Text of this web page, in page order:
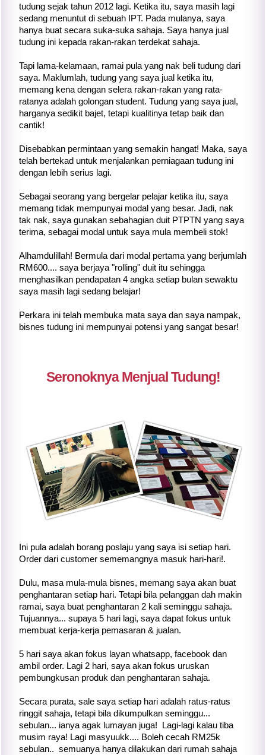
tudung sejak tahun 2012 lagi. Ketika itu, saya masih lagi
sedang menuntut di sebuah IPT. Pada mulanya, saya
hanya buat secara suka-suka sahaja. Saya hanya jual
tudung ini kepada rakan-rakan terdekat sahaja.
Tapi lama-kelamaan, ramai pula yang nak beli tudung dari
saya. Maklumlah, tudung yang saya jual ketika itu,
memang kena dengan selera rakan-rakan yang rata-
ratanya adalah golongan student. Tudung yang saya jual,
harganya sedikit bajet, tetapi kualitinya tetap baik dan
cantik!
Disebabkan permintaan yang semakin hangat! Maka, saya
telah bertekad untuk menjalankan perniagaan tudung ini
dengan lebih serius lagi.
Sebagai seorang yang bergelar pelajar ketika itu, saya
memang tidak mempunyai modal yang besar. Jadi, nak
tak nak, saya gunakan sebahagian duit PTPTN yang saya
terima, sebagai modal untuk saya mula membeli stok!
Alhamdulillah! Bermula dari modal pertama yang berjumlah
RM600.... saya berjaya "rolling" duit itu sehingga
menghasilkan pendapatan 4 angka setiap bulan sewaktu
saya masih lagi sedang belajar!
Perkara ini telah membuka mata saya dan saya nampak,
bisnes tudung ini mempunyai potensi yang sangat besar!
Seronoknya Menjual Tudung!
Ini pula adalah borang poslaju yang saya isi setiap hari.
Order dari customer sememangnya masuk hari-hari!.
Dulu, masa mula-mula bisnes, memang saya akan buat
penghantaran setiap hari. Tetapi bila pelanggan dah makin
ramai, saya buat penghantaran 2 kali seminggu sahaja.
Tujuannya... supaya 5 hari lagi, saya dapat fokus untuk
membuat kerja-kerja pemasaran & jualan.
5 hari saya akan fokus layan whatsapp, facebook dan
ambil order. Lagi 2 hari, saya akan fokus uruskan
pembungkusan produk dan penghantaran sahaja.
Secara purata, sale saya setiap hari adalah ratus-ratus
ringgit sahaja, tetapi bila dikumpulkan seminggu...
sebulan... ianya agak lumayan juga! Lagi-lagi kalau tiba
musim raya! Lagi masyuukk.... Boleh cecah RM25k
sebulan.. semuanya hanya dilakukan dari rumah sahaja